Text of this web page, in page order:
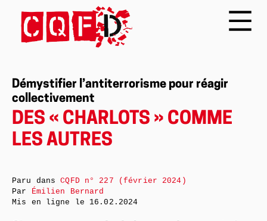
Démystifier l’antiterrorisme pour réagir
collectivement
DES « CHARLOTS » COMME
LES AUTRES
Paru dansCQFD n° 227 (février 2024)
Par Émilien Bernard
Mis en ligne le 16.02.2024